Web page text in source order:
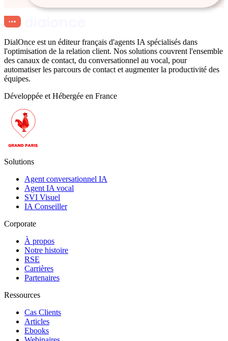
DialOnce est un éditeur français d'agents IA spécialisés dans
l'optimisation de la relation client. Nos solutions couvrent l'ensemble
des canaux de contact, du conversationnel au vocal, pour
automatiser les parcours de contact et augmenter la productivité des
équipes.
Développée et Hébergée en France
Solutions
Agent conversationnel IA
Agent IA vocal
SVI Visuel
IA Conseiller
Corporate
À propos
Notre histoire
RSE
Carrières
Partenaires
Ressources
Cas Clients
Articles
Ebooks